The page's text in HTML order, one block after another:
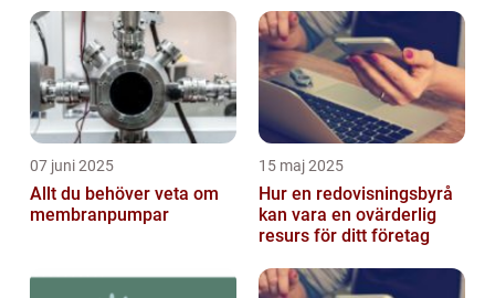
07 juni 2025
Allt du behöver veta om
membranpumpar
15 maj 2025
Hur en redovisningsbyrå
kan vara en ovärderlig
resurs för ditt företag